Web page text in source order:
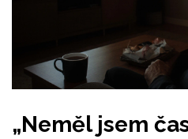
„Neměl jsem